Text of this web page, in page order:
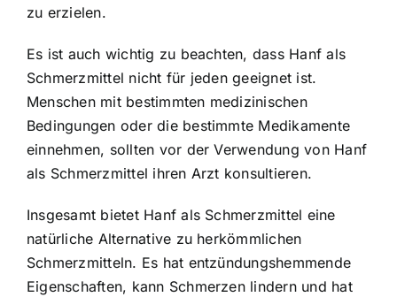
zu erzielen.
Es ist auch wichtig zu beachten, dass Hanf als
Schmerzmittel nicht für jeden geeignet ist.
Menschen mit bestimmten medizinischen
Bedingungen oder die bestimmte Medikamente
einnehmen, sollten vor der Verwendung von Hanf
als Schmerzmittel ihren Arzt konsultieren.
Insgesamt bietet Hanf als Schmerzmittel eine
natürliche Alternative zu herkömmlichen
Schmerzmitteln. Es hat entzündungshemmende
Eigenschaften, kann Schmerzen lindern und hat